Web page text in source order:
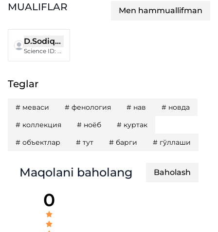
MUALIFLAR Men hammuallifman
D.Sodiqov
Science ID: FQD-0526-0186
Teglar
# меваси # фенология # нав # новда
# коллекция # ноёб # куртак
# объектлар # тут # барги # гўллаши
Maqolani baholang Baholash
0